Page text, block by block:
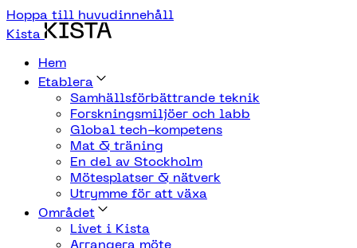
Hoppa till huvudinnehåll
Kista
Hem
Etablera
Samhällsförbättrande teknik
Forskningsmiljöer och labb
Global tech-kompetens
Mat & träning
En del av Stockholm
Mötesplatser & nätverk
Utrymme för att växa
Området
Livet i Kista
Arrangera möte